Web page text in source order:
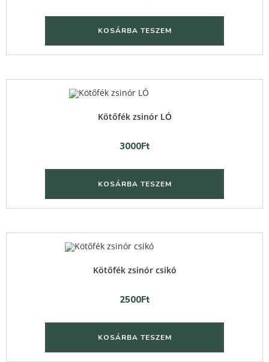
KOSÁRBA TESZEM
Kötőfék zsinór LÓ
3000Ft
KOSÁRBA TESZEM
Kötőfék zsinór csikó
2500Ft
KOSÁRBA TESZEM